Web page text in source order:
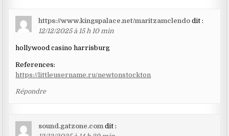
https://www.kingspalace.net/maritzamclendo dit :
12/12/2025 à 15 h 10 min
hollywood casino harrisburg
References:
https://littleusername.ru/newtonstockton
Répondre
sound.gatzone.com dit :